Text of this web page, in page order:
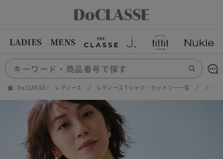
LADIES MENS
DoCLASSE レディース レディース Tシャツ・カットソー一覧 ボー